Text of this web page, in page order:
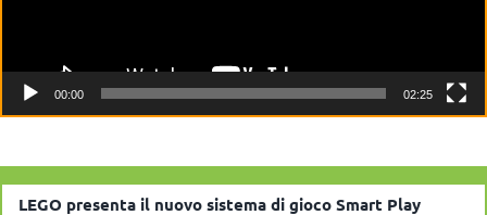
00:00 02:25
LEGO presenta il nuovo sistema di gioco Smart Play